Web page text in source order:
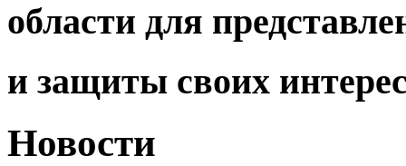
области для
и защиты своих
Новости